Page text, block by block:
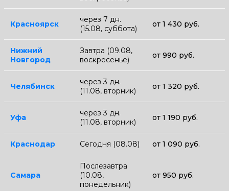
Красноярск
через 7 дн.
(15.08, суббота)
от 1 430 руб.
Нижний
Новгород
Завтра (09.08,
воскресенье)
от 990 руб.
Челябинск
через 3 дн.
(11.08, вторник)
от 1 320 руб.
Уфа
через 3 дн.
(11.08, вторник)
от 1 190 руб.
Краснодар Сегодня (08.08) от 1 090 руб.
Самара
Послезавтра
(10.08,
понедельник)
от 950 руб.